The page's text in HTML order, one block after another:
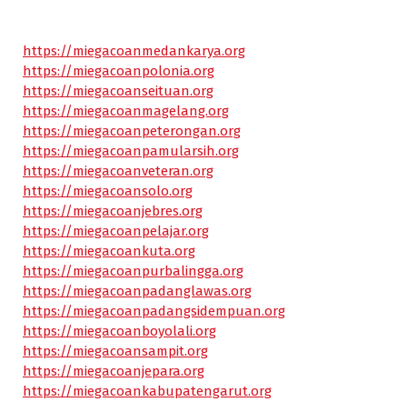
https://miegacoanmedankarya.org
https://miegacoanpolonia.org
https://miegacoanseituan.org
https://miegacoanmagelang.org
https://miegacoanpeterongan.org
https://miegacoanpamularsih.org
https://miegacoanveteran.org
https://miegacoansolo.org
https://miegacoanjebres.org
https://miegacoanpelajar.org
https://miegacoankuta.org
https://miegacoanpurbalingga.org
https://miegacoanpadanglawas.org
https://miegacoanpadangsidempuan.org
https://miegacoanboyolali.org
https://miegacoansampit.org
https://miegacoanjepara.org
https://miegacoankabupatengarut.org